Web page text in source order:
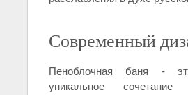
Современный
Пеноблочная баня -
уникальное сочетание